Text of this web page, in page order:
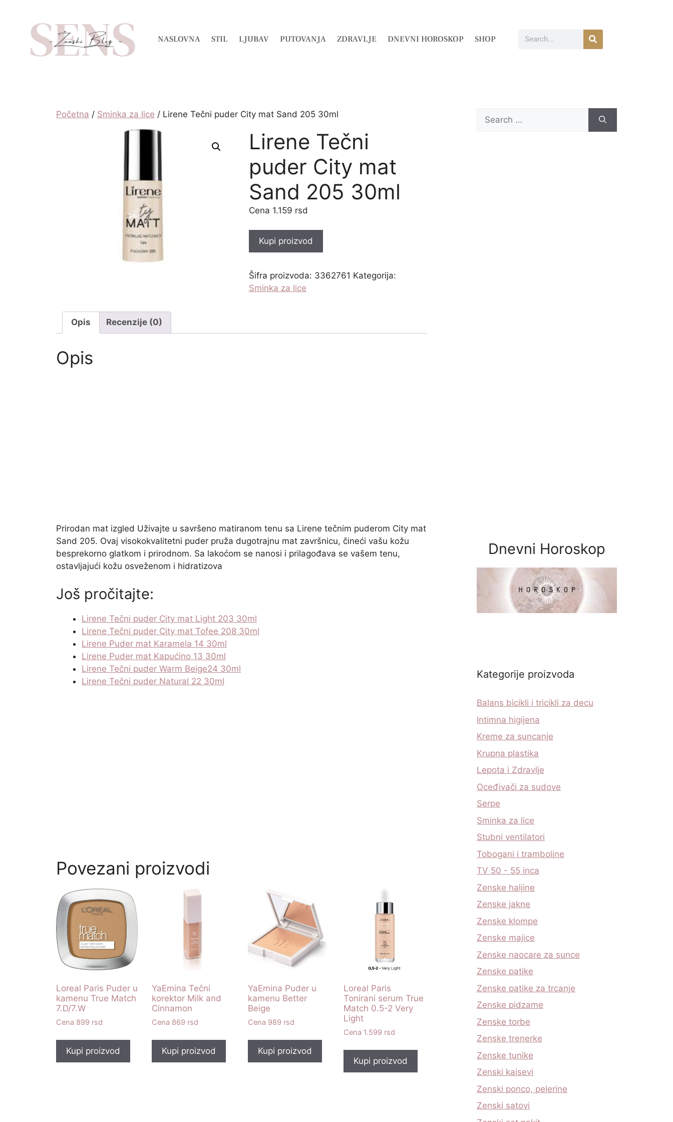
NASLOVNA STIL LJUBAV PUTOVANJA ZDRAVLJE DNEVNI HOROSKOP SHOP
Početna / Sminka za lice / Lirene Tečni puder City mat Sand 205 30ml
Lirene Tečni
puder City mat
Sand 205 30ml
1.159 rsd
Kupi proizvod
Šifra proizvoda: 3362761 Kategorija:
Sminka za lice
Opis Recenzije (0)
Opis
Prirodan mat izgled Uživajte u savršeno matiranom tenu sa Lirene tečnim puderom City mat
Sand 205. Ovaj visokokvalitetni puder pruža dugotrajnu mat završnicu, čineći vašu kožu
besprekorno glatkom i prirodnom. Sa lakoćom se nanosi i prilagođava se vašem tenu,
ostavljajući kožu osveženom i hidratizova
Još pročitajte:
Lirene Tečni puder City mat Light 203 30ml
Lirene Tečni puder City mat Tofee 208 30ml
Lirene Puder mat Karamela 14 30ml
Lirene Puder mat Kapućino 13 30ml
Lirene Tečni puder Warm Beige24 30ml
Lirene Tečni puder Natural 22 30ml
Povezani proizvodi
Loreal Paris Puder u
kamenu True Match
7.D/7.W
899 rsd
Kupi proizvod
YaEmina Tečni
korektor Milk and
Cinnamon
869 rsd
Kupi proizvod
YaEmina Puder u
kamenu Better
Beige
989 rsd
Kupi proizvod
Loreal Paris
Tonirani serum True
Match 0.5-2 Very
Light
1.599 rsd
Kupi proizvod
Dnevni Horoskop
Kategorije proizvoda
Balans bicikli i tricikli za decu
Intimna higijena
Kreme za suncanje
Krupna plastika
Lepota i Zdravlje
Oceđivači za sudove
Serpe
Sminka za lice
Stubni ventilatori
Tobogani i tramboline
TV 50 - 55 inca
Zenske haljine
Zenske jakne
Zenske klompe
Zenske majice
Zenske naocare za sunce
Zenske patike
Zenske patike za trcanje
Zenske pidzame
Zenske torbe
Zenske trenerke
Zenske tunike
Zenski kaisevi
Zenski ponco, pelerine
Zenski satovi